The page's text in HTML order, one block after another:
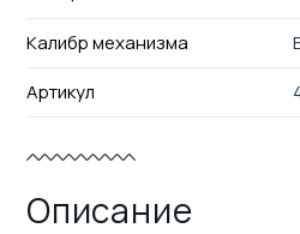
Калибр механизма
Артикул
Описание